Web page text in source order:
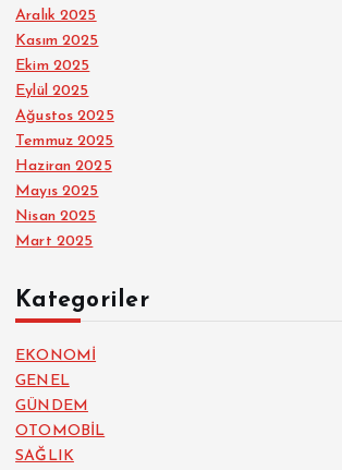
Aralık 2025
Kasım 2025
Ekim 2025
Eylül 2025
Ağustos 2025
Temmuz 2025
Haziran 2025
Mayıs 2025
Nisan 2025
Mart 2025
Kategoriler
EKONOMİ
GENEL
GÜNDEM
OTOMOBİL
SAĞLIK